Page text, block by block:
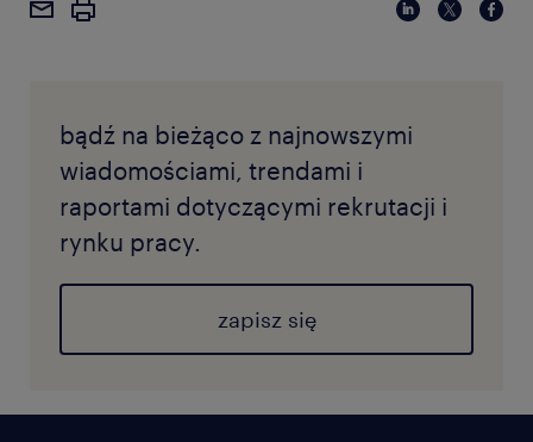
bądź na bieżąco z najnowszymi
wiadomościami, trendami i
raportami dotyczącymi rekrutacji i
rynku pracy.
zapisz się